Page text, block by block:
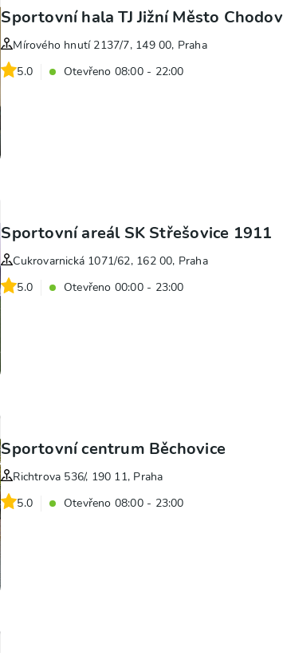
Sportovní hala TJ Jižní Město Chodov
Mírového hnutí 2137/7, 149 00, Praha
5.0
Otevřeno 08:00 - 22:00
Sportovní areál SK Střešovice 1911
Cukrovarnická 1071/62, 162 00, Praha
5.0
Otevřeno 00:00 - 23:00
Sportovní centrum Běchovice
Richtrova 536/, 190 11, Praha
5.0
Otevřeno 08:00 - 23:00